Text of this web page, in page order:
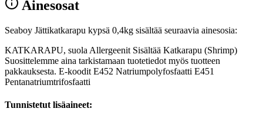
Ainesosat
Seaboy Jättikatkarapu kypsä 0,4kg sisältää seuraavia ainesosia:
KATKARAPU, suola Allergeenit Sisältää Katkarapu (Shrimp)
Suosittelemme aina tarkistamaan tuotetiedot myös tuotteen
pakkauksesta. E-koodit E452 Natriumpolyfosfaatti E451
Pentanatriumtrifosfaatti
Tunnistetut lisäaineet: